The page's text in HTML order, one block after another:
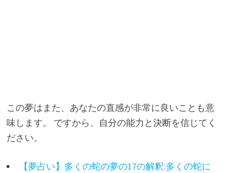
この夢はまた、あなたの直感が非常に良いことも意
味します。 ですから、自分の能力と決断を信じてく
ださい。
【夢占い】多くの蛇の夢の17の解釈:多くの蛇に